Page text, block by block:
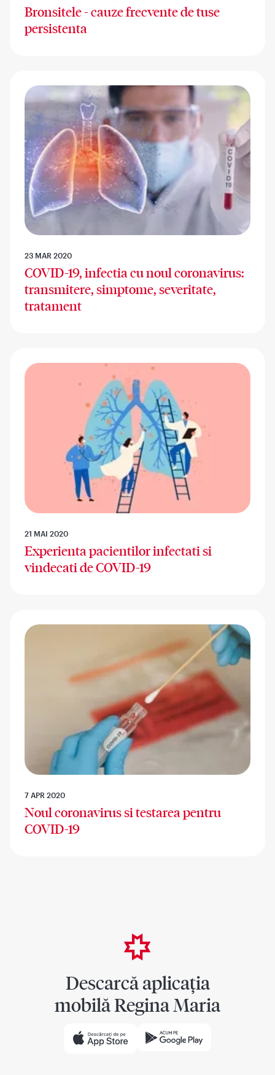
Bronsitele - cauze frecvente de tuse
persistenta
23 MAR 2020
COVID-19, infectia cu noul coronavirus:
transmitere, simptome, severitate,
tratament
21 MAI 2020
Experienta pacientilor infectati si
vindecati de COVID-19
7 APR 2020
Noul coronavirus si testarea pentru
COVID-19
Descarcă aplicația
mobilă Regina Maria